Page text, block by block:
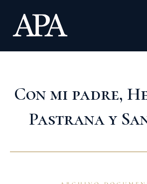
contenido
Con mi padre,
Pastrana y